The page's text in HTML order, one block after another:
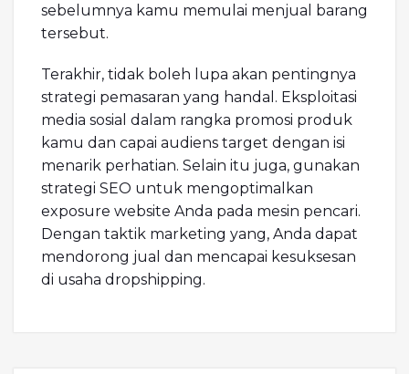
sebelumnya kamu memulai menjual barang
tersebut.
Terakhir, tidak boleh lupa akan pentingnya
strategi pemasaran yang handal. Eksploitasi
media sosial dalam rangka promosi produk
kamu dan capai audiens target dengan isi
menarik perhatian. Selain itu juga, gunakan
strategi SEO untuk mengoptimalkan
exposure website Anda pada mesin pencari.
Dengan taktik marketing yang, Anda dapat
mendorong jual dan mencapai kesuksesan
di usaha dropshipping.